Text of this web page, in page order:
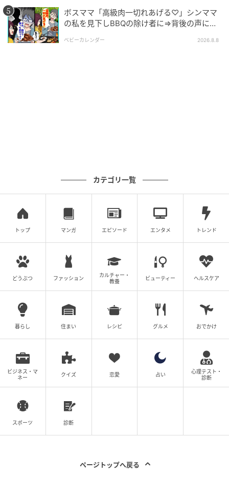
ベビーカレンダー
ボスママ「高級肉一切れあげる♡」シンママ
の私を見下しBBQの除け者に⇒背後の声に突
ベビーカレンダー 2026.8.8
カテゴリ一覧
トップ マンガ エピソード エンタメ トレンド
どうぶつ ファッション
カルチャー・
教養
ビューティー ヘルスケア
暮らし 住まい レシピ グルメ おでかけ
ビジネス・マ
ネー
クイズ 恋愛 占い
心理テスト・
診断
スポーツ 診断
ページトップへ戻る